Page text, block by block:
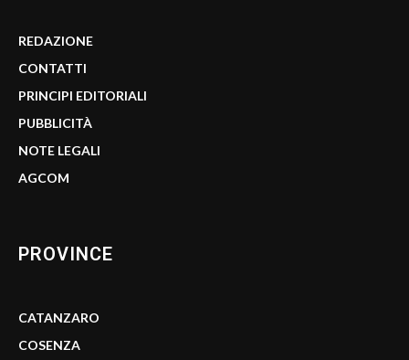
REDAZIONE
CONTATTI
PRINCIPI EDITORIALI
PUBBLICITÀ
NOTE LEGALI
AGCOM
PROVINCE
CATANZARO
COSENZA